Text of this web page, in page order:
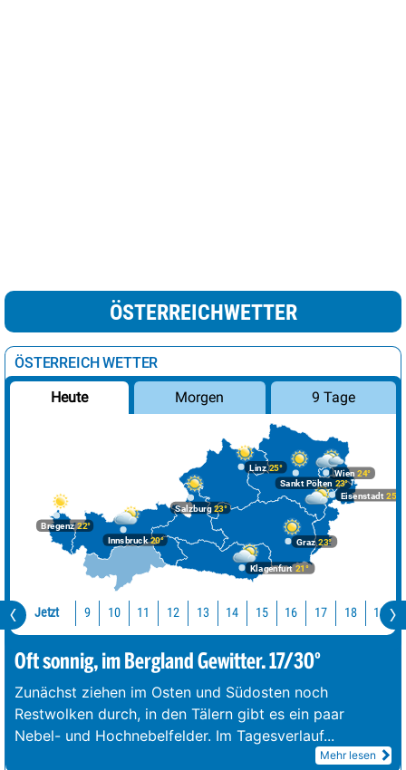
ÖSTERREICHWETTER
ÖSTERREICH WETTER
Heute Morgen 9 Tage
Bregenz22°
Graz23°
Innsbruck20°
Klagenfurt 21°
Linz25°
Salzburg23°
Wien 24°
Eisenstadt 25°
Sankt Pölten 23°
Jetzt 9 10 11 12 13 14 15 16 17 18 19
Oft sonnig, im Bergland Gewitter. 17/30°
Zunächst ziehen im Osten und Südosten noch
Restwolken durch, in den Tälern gibt es ein paar
Nebel- und Hochnebelfelder. Im Tagesverlauf...
Mehr lesen